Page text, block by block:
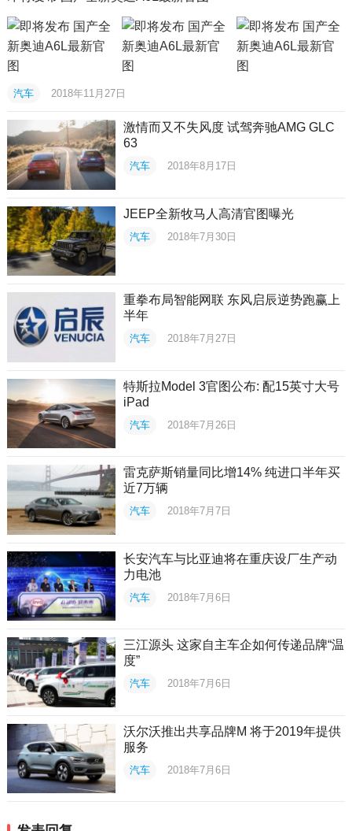
汽车 2018年11月27日
激情而又不失风度 试驾奔驰AMG GLC
63
汽车 2018年8月17日
JEEP全新牧马人高清官图曝光
汽车 2018年7月30日
重拳布局智能网联 东风启辰逆势跑赢上
半年
汽车 2018年7月27日
特斯拉Model 3官图公布: 配15英寸大号
iPad
汽车 2018年7月26日
雷克萨斯销量同比增14% 纯进口半年买
近7万辆
汽车 2018年7月7日
长安汽车与比亚迪将在重庆设厂生产动
力电池
汽车 2018年7月6日
三江源头 这家自主车企如何传递品牌“温
度”
汽车 2018年7月6日
沃尔沃推出共享品牌M 将于2019年提供
服务
汽车 2018年7月6日